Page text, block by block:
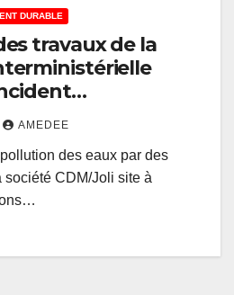
DURABLE
travaux de la
de la société
Lubumbashi
AMEDEE
des eaux par des
CDM/Joli site à